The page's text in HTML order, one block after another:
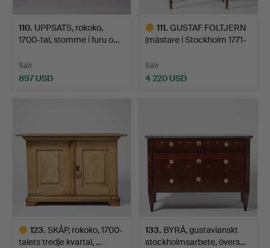
110. UPPSATS, rokoko,
1700-tal, stomme i furu o…
Sålt
897 USD
111. GUSTAF FOLTJERN
(mästare i Stockholm 1771-
Sålt
4 220 USD
123. SKÅP, rokoko, 1700-
talets tredje kvartal, …
133. BYRÅ, gustavianskt
stockholmsarbete, övers…